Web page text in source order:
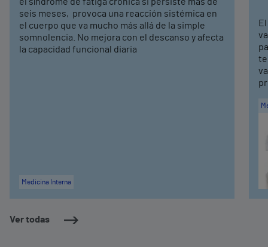
Ver todas
seis meses, provoca una reacción sistémica en
el cuerpo que va mucho más allá de la simple
somnolencia. No mejora con el descanso y afecta
la capacidad funcional diaria
Medicina Interna